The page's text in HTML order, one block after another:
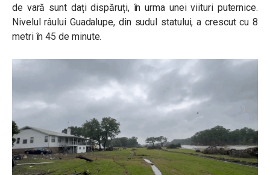
de vară sunt dați dispăruți, în urma unei viituri puternice.
Nivelul râului Guadalupe, din sudul statului, a crescut cu 8
metri în 45 de minute.